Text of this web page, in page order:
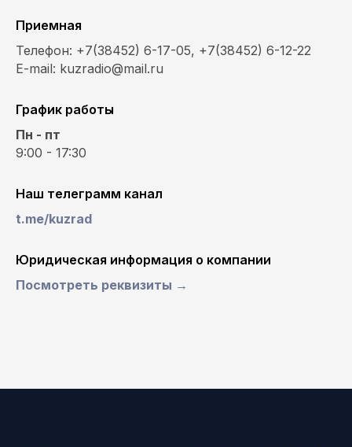
Приемная
Телефон: +7(38452) 6-17-05, +7(38452) 6-12-22
E-mail: kuzradio@mail.ru
График работы
Пн - пт
9:00 - 17:30
Наш телеграмм канал
t.me/kuzrad
Юридическая информация о компании
Посмотреть реквизиты →